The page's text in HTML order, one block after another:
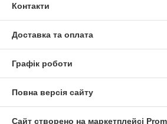
Контакти
Доставка та оплата
Графік роботи
Повна версія сайту
Сайт створено на маркетплейсі